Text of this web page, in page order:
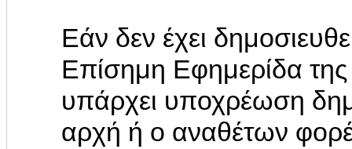
Εάν δεν έχει
Επίσημη Εφημερίδα
υπάρχει υποχρέωση
αρχή ή ο αναθέτων